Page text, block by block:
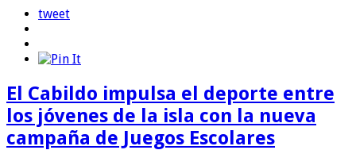
tweet
El Cabildo impulsa el deporte entre
los jóvenes de la isla con la nueva
campaña de Juegos Escolares